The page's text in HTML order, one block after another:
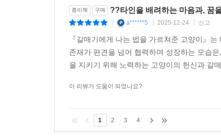
종이책 구매 ??타인을 배려하는 마음과, 꿈
| a******5 | 2025-12-24 | 신고
『갈매기에게 나는 법을 가르쳐준 고양이』
존재가 편견을 넘어 협력하며 성장하는 모습
1 2 3 4